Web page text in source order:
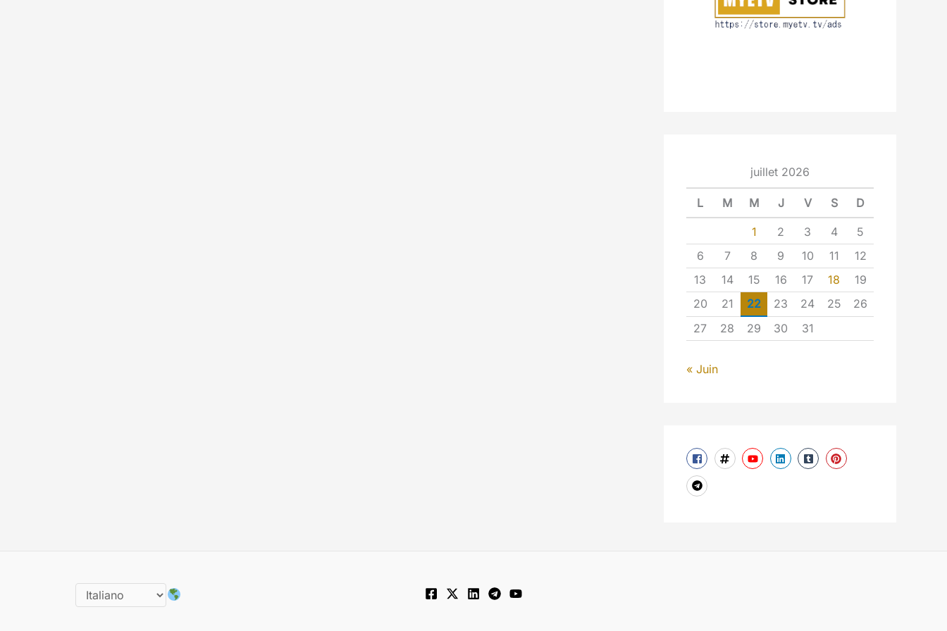
juillet 2026
L M M J V S D
1 2 3 4
5
6
7 8 9 10 11
12
13
14 15 16 17 18
19
20
21 22 23 24 25
26
27
28 29 30 31
« Juin